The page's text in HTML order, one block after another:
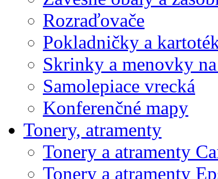
Rozraďovače
Pokladničky a
Skrinky a menovky
Samolepiace vrecká
Konferenčné mapy
Tonery, atramenty
Tonery a atramenty
Tonery a atramenty